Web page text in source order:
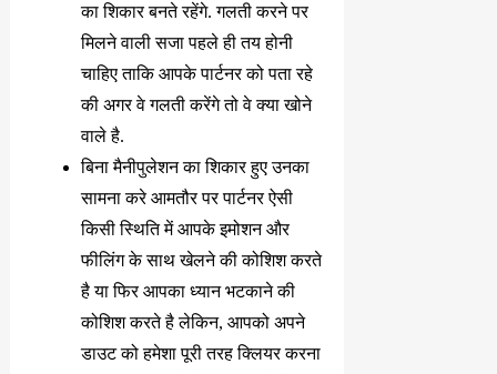
का शिकार बनते रहेंगे. गलती करने पर
मिलने वाली सजा पहले ही तय होनी
चाहिए ताकि आपके पार्टनर को पता रहे
की अगर वे गलती करेंगे तो वे क्या खोने
वाले है.
बिना मैनीपुलेशन का शिकार हुए उनका
सामना करे आमतौर पर पार्टनर ऐसी
किसी स्थिति में आपके इमोशन और
फीलिंग के साथ खेलने की कोशिश करते
है या फिर आपका ध्यान भटकाने की
कोशिश करते है लेकिन, आपको अपने
डाउट को हमेशा पूरी तरह क्लियर करना